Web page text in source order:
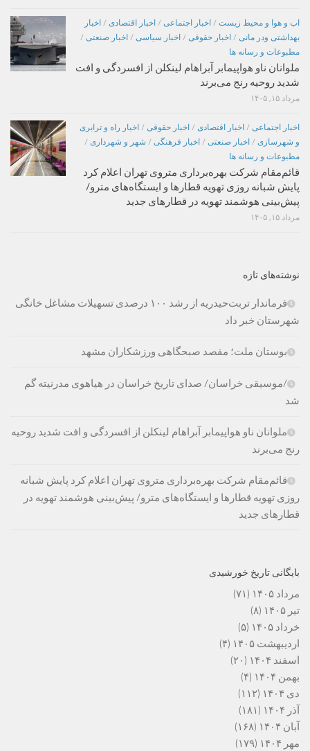
اب و هوا و محیط زیست / اخبار اجتماعی / اخبار اقتصادی / اخبار
بهداشتی ودر مانی / اخبار حقوقی / اخبار سیاسی / اخبار صنعتی /
مطبوعات و رسانه ها
ملوانان ناو هواپیمابر آبراهام لینکلن از افسردگی و افت
شدید روحیه رنج می‌برند
مرداد ۱۵, ۱۴۰۵
اخبار اجتماعی / اخبار اقتصادی / اخبار حقوقی / اخبار راه و ترابری
و شهرسازی / اخبار صنعتی / اخبار فرهنگی / شهر و شهرداری /
مطبوعات و رسانه ها
قائم‌مقام شرکت بهره‌برداری متروی تهران اعلام کرد
پایش شبانه روزی تهویه قطارها و ایستگاه‌های مترو/
پیش‌بینی هوشمند تهویه در قطارهای جدید
مرداد ۱۵, ۱۴۰۵
نوشته‌های تازه
فرماندار تربت‌حیدریه از رشد ۱۰۰ درصدی تسهیلات مشاغل خانگی
شهرستان خبر داد
بوستان ملت؛ مقصد صبحگاهی ورزشکاران مشهد
/موسیقی خراسان/ صدای تاریخ خراسان در هیاهوی مدرنیته گم
شد
ملوانان ناو هواپیمابر آبراهام لینکلن از افسردگی و افت شدید روحیه
رنج می‌برند
قائم‌مقام شرکت بهره‌برداری متروی تهران اعلام کرد پایش شبانه
روزی تهویه قطارها و ایستگاه‌های مترو/ پیش‌بینی هوشمند تهویه در
قطارهای جدید
بایگانی تاریخ خورشیدی
مرداد ۱۴۰۵
(۷۱)
تیر ۱۴۰۵
(۸)
خرداد ۱۴۰۵
(۵)
اردیبهشت ۱۴۰۵
(۴)
اسفند ۱۴۰۴
(۲۰)
بهمن ۱۴۰۴
(۴)
دی ۱۴۰۴
(۱۱۲)
آذر ۱۴۰۴
(۱۸۱)
آبان ۱۴۰۴
(۱۶۸)
مهر ۱۴۰۴
(۱۷۹)